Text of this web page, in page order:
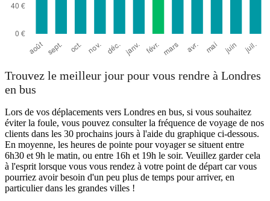
Trouvez le meilleur jour pour vous rendre à Londres
en bus
Lors de vos déplacements vers Londres en bus, si vous souhaitez
éviter la foule, vous pouvez consulter la fréquence de voyage de nos
clients dans les 30 prochains jours à l'aide du graphique ci-dessous.
En moyenne, les heures de pointe pour voyager se situent entre
6h30 et 9h le matin, ou entre 16h et 19h le soir. Veuillez garder cela
à l'esprit lorsque vous vous rendez à votre point de départ car vous
pourriez avoir besoin d'un peu plus de temps pour arriver, en
particulier dans les grandes villes !